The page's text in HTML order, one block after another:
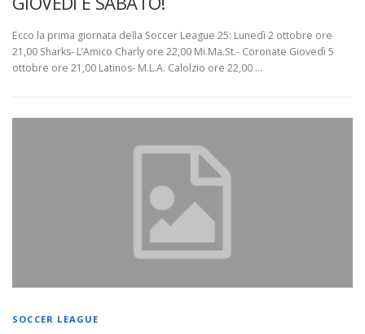
Ecco la prima giornata della Soccer League 25: Lunedì 2 ottobre ore
21,00 Sharks- L’Amico Charly ore 22,00 Mi.Ma.St.- Coronate Giovedì 5
ottobre ore 21,00 Latinos- M.L.A. Calolzio ore 22,00 …
SOCCER LEAGUE